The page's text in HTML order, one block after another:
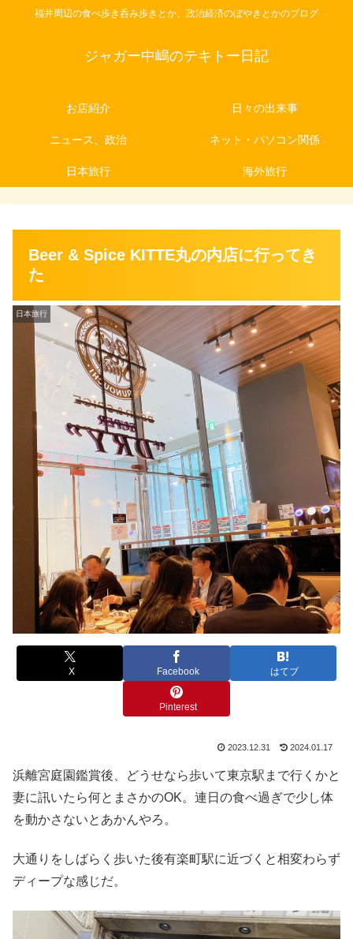
福井周辺の食べ歩き呑み歩きとか、政治経済のぼやきとかのブログ
ジャガー中嶋のテキトー日記
お店紹介 日々の出来事
ニュース、政治 ネット・パソコン関係
日本旅行 海外旅行
Beer & Spice KITTE丸の内店に行ってき
た
日本旅行
X Facebook はてブ
Pinterest
2023.12.31 2024.01.17
浜離宮庭園鑑賞後、どうせなら歩いて東京駅まで行くかと
妻に訊いたら何とまさかのOK。連日の食べ過ぎで少し体
を動かさないとあかんやろ。
大通りをしばらく歩いた後有楽町駅に近づくと相変わらず
ディープな感じだ。